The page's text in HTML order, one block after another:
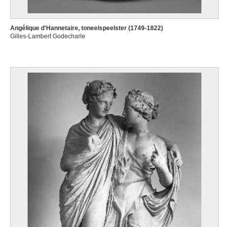
Angélique d'Hannetaire, toneelspeelster (1749-1822)
Gilles-Lambert Godecharle